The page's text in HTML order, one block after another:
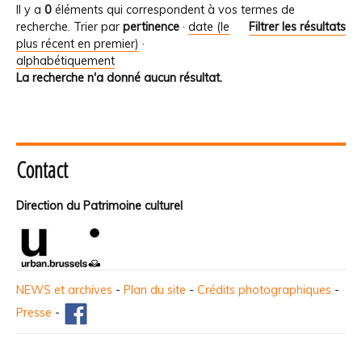
Il y a 0 éléments qui correspondent à vos termes de
recherche.
Filtrer les résultats
Trier par pertinence · date (le
plus récent en premier) ·
alphabétiquement
La recherche n'a donné aucun résultat.
Contact
Direction du Patrimoine culturel
NEWS et archives - Plan du site - Crédits photographiques -
Presse -